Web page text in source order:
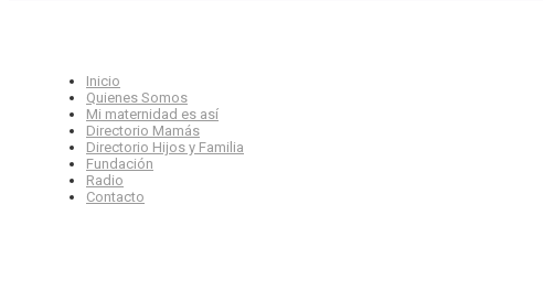
Inicio
Quienes Somos
Mi maternidad es así
Directorio Mamás
Directorio Hijos y Familia
Fundación
Radio
Contacto